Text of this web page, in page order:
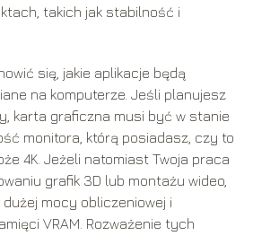
takich jak stabilność i
się, jakie aplikacje będą
na komputerze. Jeśli planujesz
karta graficzna musi być w stanie
monitora, którą posiadasz, czy to
4K. Jeżeli natomiast Twoja praca
grafik 3D lub montażu wideo,
mocy obliczeniowej i
VRAM. Rozważenie tych